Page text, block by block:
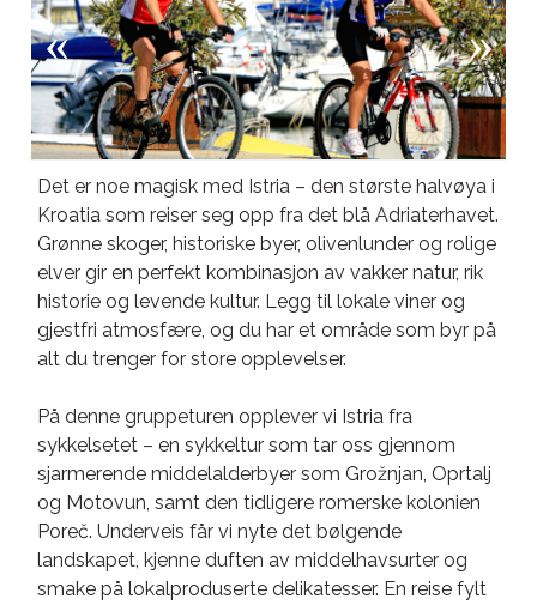
Det er noe magisk med Istria – den største halvøya i
Kroatia som reiser seg opp fra det blå Adriaterhavet.
Grønne skoger, historiske byer, olivenlunder og rolige
elver gir en perfekt kombinasjon av vakker natur, rik
historie og levende kultur. Legg til lokale viner og
gjestfri atmosfære, og du har et område som byr på
alt du trenger for store opplevelser.
På denne gruppeturen opplever vi Istria fra
sykkelsetet – en sykkeltur som tar oss gjennom
sjarmerende middelalderbyer som Grožnjan, Oprtalj
og Motovun, samt den tidligere romerske kolonien
Poreč. Underveis får vi nyte det bølgende
landskapet, kjenne duften av middelhavsurter og
smake på lokalproduserte delikatesser. En reise fylt